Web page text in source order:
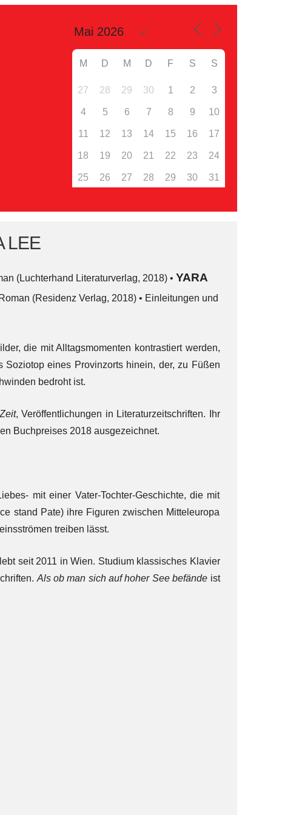
M D M D F S S
27 28 29 30 1 2 3
4 5 6 7 8 9 10
11 12 13 14 15 16 17
18 19 20 21 22 23 24
25 26 27 28 29 30 31
LEE
(Luchterhand Literaturverlag, 2018) • YARA
Roman (Residenz Verlag, 2018) • Einleitungen und
die mit Alltagsmomenten kontrastiert werden,
eines Provinzorts hinein, der, zu Füßen
bedroht ist.
, Veröffentlichungen in Literaturzeitschriften. Ihr
Buchpreises 2018 ausgezeichnet.
mit einer Vater-Tochter-Geschichte, die mit
stand Pate) ihre Figuren zwischen Mitteleuropa
treiben lässt.
seit 2011 in Wien. Studium klassisches Klavier
Als ob man sich auf hoher See befände ist